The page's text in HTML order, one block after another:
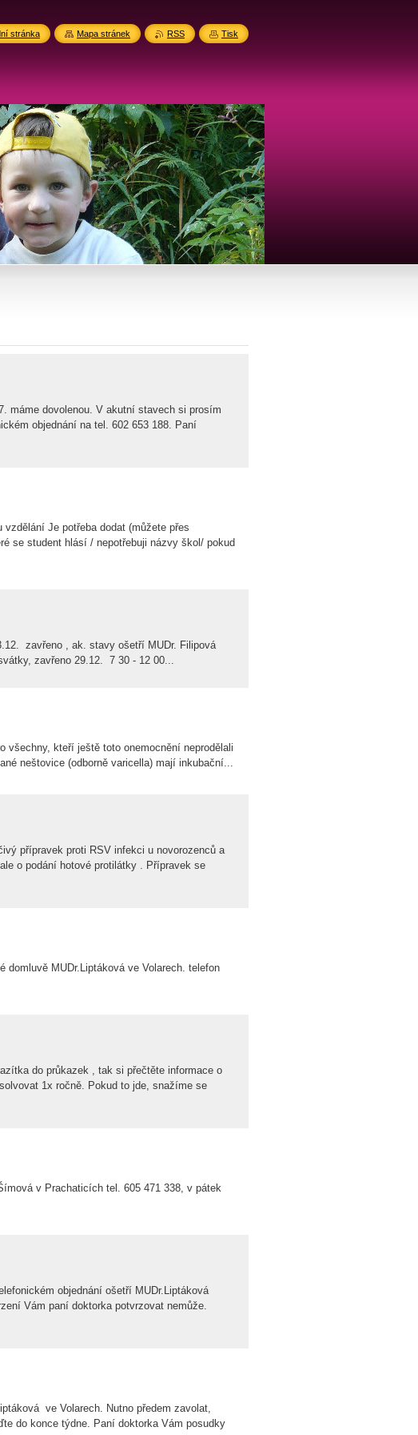
máme dovolenou. V akutní stavech si prosím
objednání na tel. 602 653 188. Paní
Je potřeba dodat (můžete přes
se student hlásí / nepotřebuji názvy škol/ pokud
zavřeno , ak. stavy ošetří MUDr. Filipová
zavřeno 29.12. 7 30 - 12 00...
všechny, kteří ještě toto onemocnění neprodělali
neštovice (odborně varicella) mají inkubační...
přípravek proti RSV infekci u novorozenců a
o podání hotové protilátky . Přípravek se
domluvě MUDr.Liptáková ve Volarech. telefon
do průkazek , tak si přečtěte informace o
1x ročně. Pokud to jde, snažíme se
v Prachaticích tel. 605 471 338, v pátek
objednání ošetří MUDr.Liptáková
Vám paní doktorka potvrzovat nemůže.
ve Volarech. Nutno předem zavolat,
do konce týdne. Paní doktorka Vám posudky
stránka Mapa stránek RSS Tisk